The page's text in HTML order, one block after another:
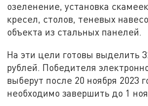
озеленение, установка
кресел, столов, теневых
объекта из стальных панелей.
На эти цели готовы выделить
рублей. Победителя
выберут после 20 ноября 2023
необходимо завершить до 1